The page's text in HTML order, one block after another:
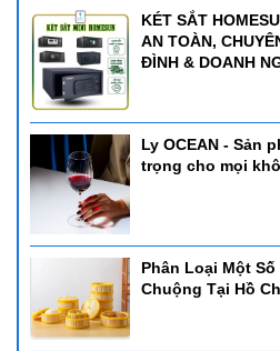
Nồi hâm tròn: Thích hợp để giữ
canh.
Nồi hâm chữ nhật: Dùng cho các
rau xào.
Nồi hâm có nắp kiếng
Nồi hâm dùng cồn hoặc điện
doanh buffet khác nhau.
Một Số Nồi Hâm Buffet Được Ưa
Nồi Hâm Soup
Nồi hâm soup là một loại nồi hâm
cho các món soup, cháo, nước sốt,
hổi và thơm ngon. Nồi hâm soup
inox cao cấp và từ gang.
KÉT SẮT
AN TOÀN,
ĐÌNH & DOANH
Ly OCEAN - Sản
trọng cho mọi
Phân Loại Một
Chuộng Tại Hồ